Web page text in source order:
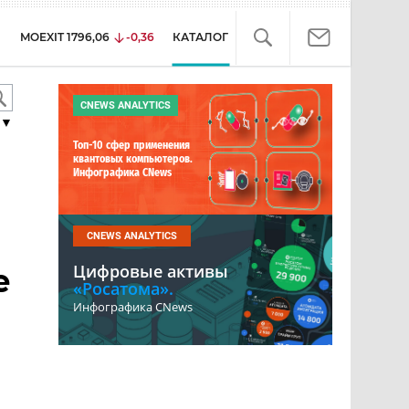
MOEXIT 1796,06 -0,36 КАТАЛОГ
▼
CNEWS ANALYTICS
Топ-10 сфер применения
квантовых компьютеров.
Инфографика CNews
CNEWS ANALYTICS
Цифровые активы
«Росатома».
Инфографика CNews